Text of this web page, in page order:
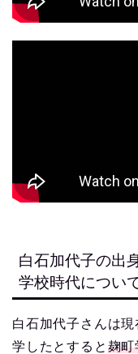
白石加代子の出
学校時代につい
白石加代子さんは
学したとすると 麹町